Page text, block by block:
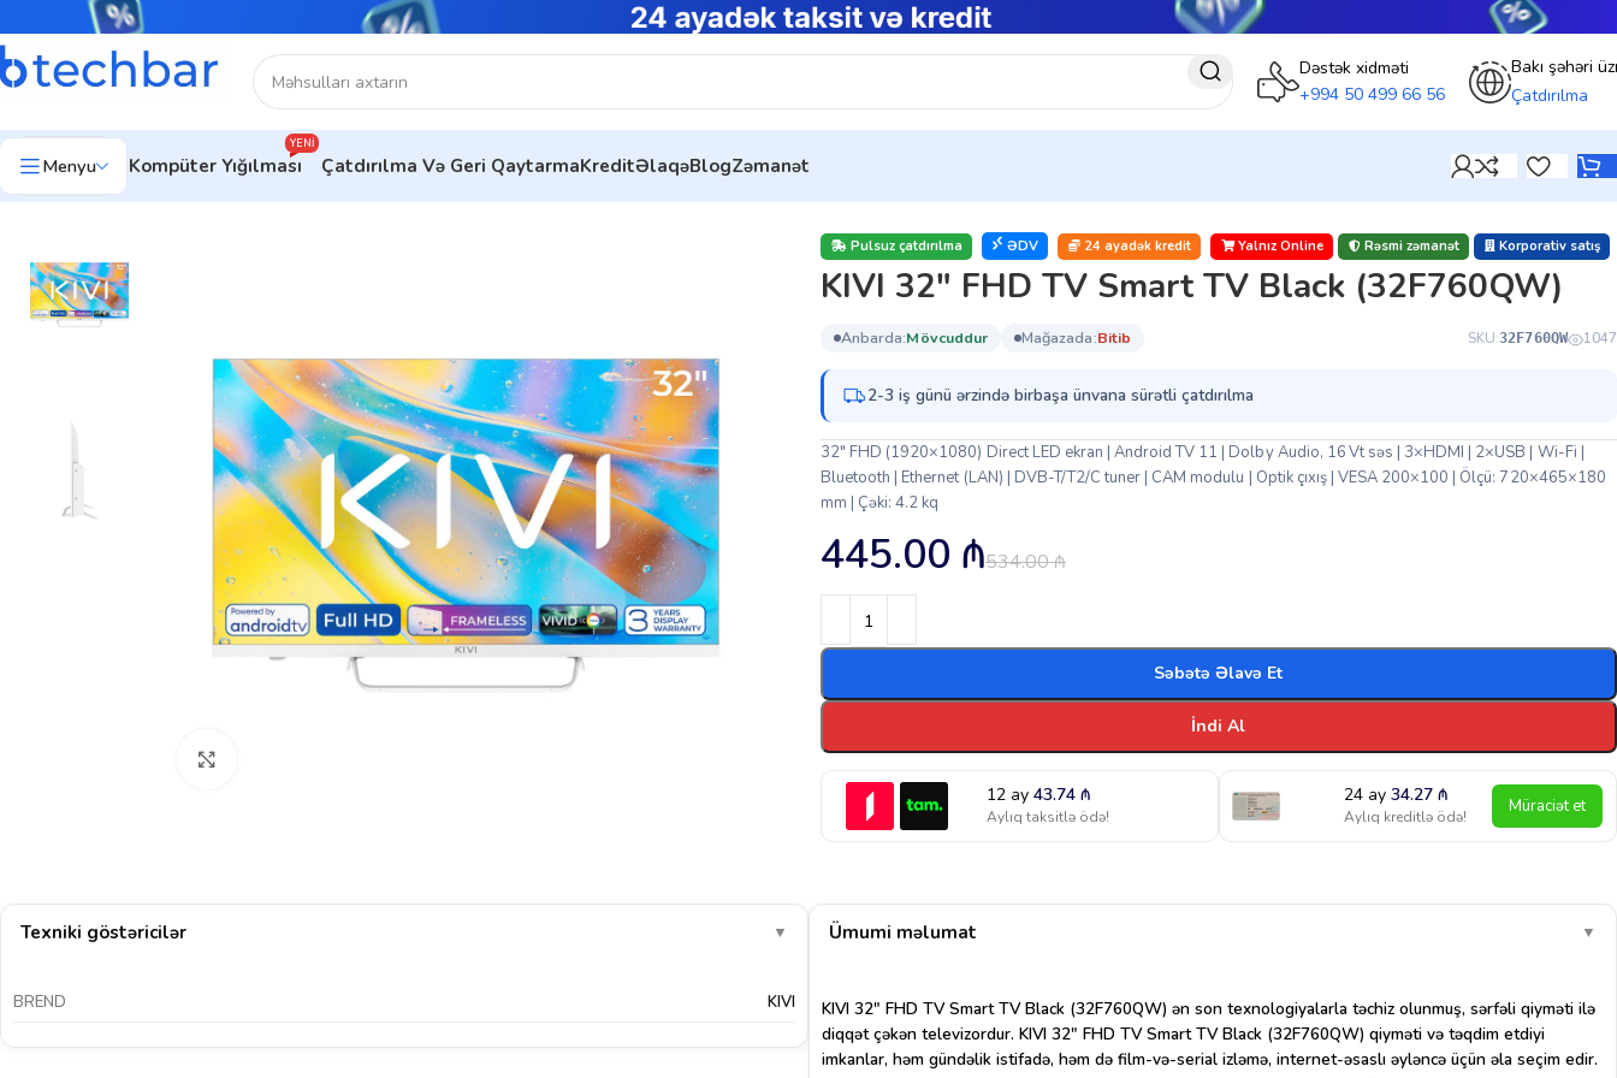
Dəstək xidməti
+994 50 499 66 56
Bakı şəhəri
Çatdırılma
Menyu Kompüter Yığılması
YENI
Çatdırılma Və Geri QaytarmaKreditƏlaqəBlogZəmanət
Ev Ev üçün texnologiya
Pulsuz çatdırılma ƏDV 24 ayadək kredit Yalnız Online Rəsmi zəmanət Korporativ satış
KIVI 32″ FHD TV Smart TV Black (32F760QW)
anbarda: mövcuddur mağazada: bi̇ti̇b SKU:32F760QW 1047
2-3 iş günü ərzində birbaşa ünvana sürətli çatdırılma
32″ FHD (1920×1080) Direct LED ekran | Android TV 11 | Dolby Audio, 16 Vt səs | 3×HDMI | 2×USB | Wi-Fi |
Bluetooth | Ethernet (LAN) | DVB-T/T2/C tuner | CAM modulu | Optik çıxış | VESA 200×100 | Ölçü: 720×465×180
mm | Çəki: 4.2 kq
534.00₼
445.00 ₼
Səbətə Əlavə Et
İndi Al
12 ay43.74₼
Aylıq taksitlə ödə!
24 ay34.27₼
Aylıq kreditlə ödə! Müraciət et
Texniki göstəricilər ▼
BREND KIVI
Ümumi məlumat ▼
KIVI 32″ FHD TV Smart TV Black (32F760QW) ən son texnologiyalarla təchiz olunmuş, sərfəli qiyməti ilə
diqqət çəkən televizordur. KIVI 32″ FHD TV Smart TV Black (32F760QW) qiyməti və təqdim etdiyi
imkanlar, həm gündəlik istifadə, həm də film-və-serial izləmə, internet-əsaslı əyləncə üçün əla seçim edir.